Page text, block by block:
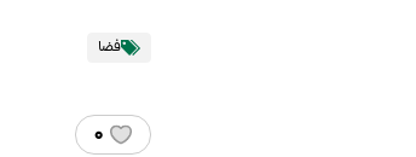
فضا
۰